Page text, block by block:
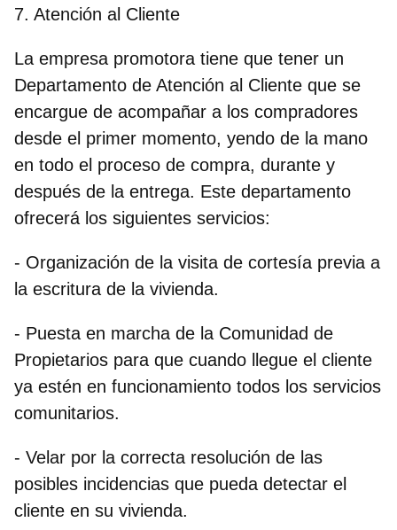
7. Atención al Cliente
La empresa promotora tiene que tener un
Departamento de Atención al Cliente que se
encargue de acompañar a los compradores
desde el primer momento, yendo de la mano
en todo el proceso de compra, durante y
después de la entrega. Este departamento
ofrecerá los siguientes servicios:
- Organización de la visita de cortesía previa a
la escritura de la vivienda.
- Puesta en marcha de la Comunidad de
Propietarios para que cuando llegue el cliente
ya estén en funcionamiento todos los servicios
comunitarios.
- Velar por la correcta resolución de las
posibles incidencias que pueda detectar el
cliente en su vivienda.